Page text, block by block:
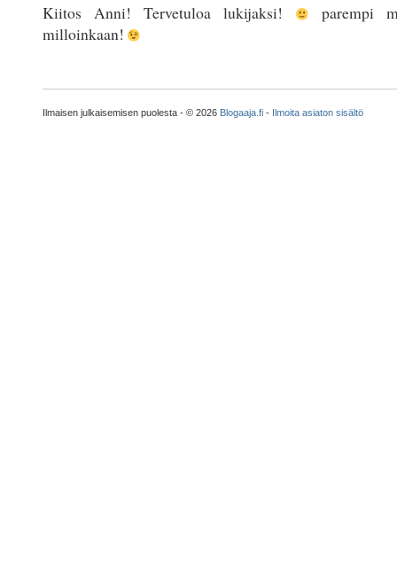
Kiitos Anni! Tervetuloa lukijaksi!
parempi
milloinkaan!
Ilmaisen julkaisemisen puolesta - © 2026 Blogaaja.fi- Ilmoita asiaton sisältö